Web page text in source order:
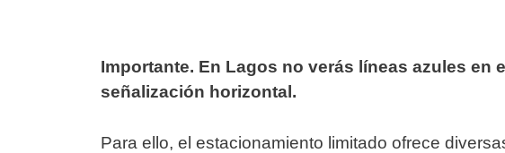
Importante. En Lagos no verás líneas azules en
señalización horizontal.
Para ello, el estacionamiento limitado ofrece